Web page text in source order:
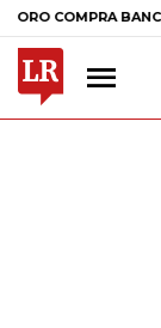
COMPRA BANCO DE